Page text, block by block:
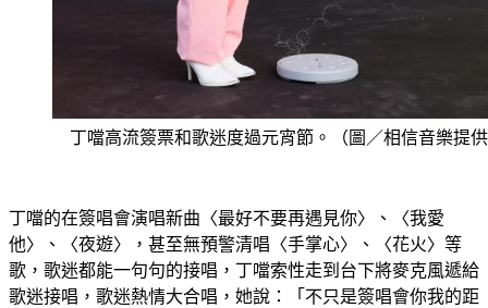
丁噹高流簽票和歌迷度過元宵節。（圖／相信音樂提
丁噹的在簽唱會演唱新曲〈最好不要再遇見你〉、〈我愛
他〉、〈夜遊〉，甚至無預警清唱〈手掌心〉、〈花火〉等
歌，歌迷都能一句句的接唱，丁噹索性走到台下將麥克風遞給
歌迷接唱，歌迷熱情大合唱，她說：「不只是簽唱會你我的距